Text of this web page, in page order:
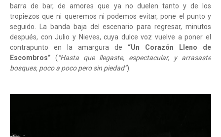
barra de bar, de amores que ya no duelen tanto y de los
tropiezos que ni queremos ni podemos evitar, pone el punto y
seguido. La banda baja del escenario para regresar, minutos
después, con Julio y Nieves, cuya dulce voz vuelve a poner el
contrapunto en la amargura de “Un Corazón Lleno de
Escombros” (“Hasta que llegaste, espectacular, y arrasaste
bosques, poco a poco pero sin piedad”).